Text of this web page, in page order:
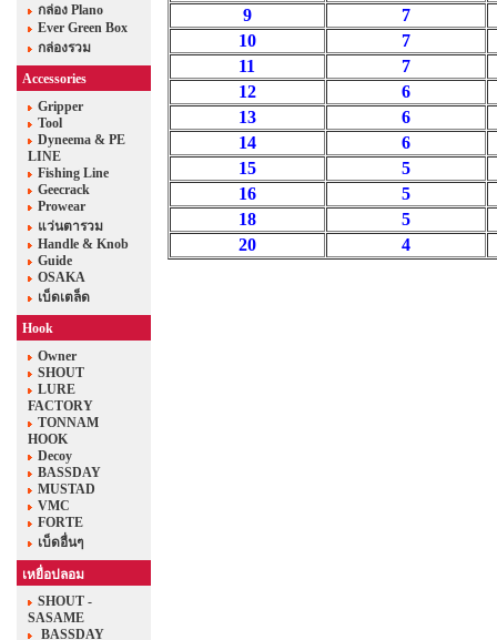
กล่อง Plano
Ever Green Box
กล่องรวม
Accessories
Gripper
Tool
Dyneema & PE
LINE
Fishing Line
Geecrack
Prowear
แว่นตารวม
Handle & Knob
Guide
OSAKA
เบ็ดเตล็ด
Hook
Owner
SHOUT
LURE
FACTORY
TONNAM
HOOK
Decoy
BASSDAY
MUSTAD
VMC
FORTE
เบ็ดอื่นๆ
เหยื่อปลอม
SHOUT -
SASAME
BASSDAY
9
7
10
7
11
7
12
6
13
6
14
6
15
5
16
5
18
5
20
4